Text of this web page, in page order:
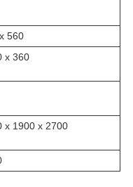
560
х 360
х 1900 х 2700